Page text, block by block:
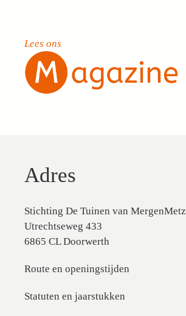
Lees ons
Adres
Stichting De Tuinen van MergenMetz
Utrechtseweg 433
6865 CL Doorwerth
Route en openingstijden
Statuten en jaarstukken